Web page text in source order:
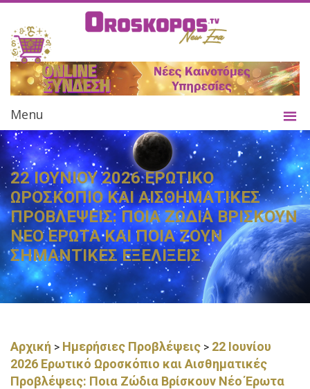
Menu
22 ΙΟΥΝΙΟΥ 2026 ΕΡΩΤΙΚΟ
ΩΡΟΣΚΟΠΙΟ ΚΑΙ ΑΙΣΘΗΜΑΤΙΚΕΣ
ΠΡΟΒΛΕΨΕΙΣ: ΠΟΙΑ ΖΩΔΙΑ ΒΡΙΣΚΟΥΝ
ΝΕΟ ΕΡΩΤΑ ΚΑΙ ΠΟΙΑ ΖΟΥΝ
ΣΗΜΑΝΤΙΚΕΣ ΕΞΕΛΙΞΕΙΣ
Αρχική > Ημερήσιες Προβλέψεις > 22 Ιουνίου
2026 Ερωτικό Ωροσκόπιο και Αισθηματικές
Προβλέψεις: Ποια Ζώδια Βρίσκουν Νέο Έρωτα